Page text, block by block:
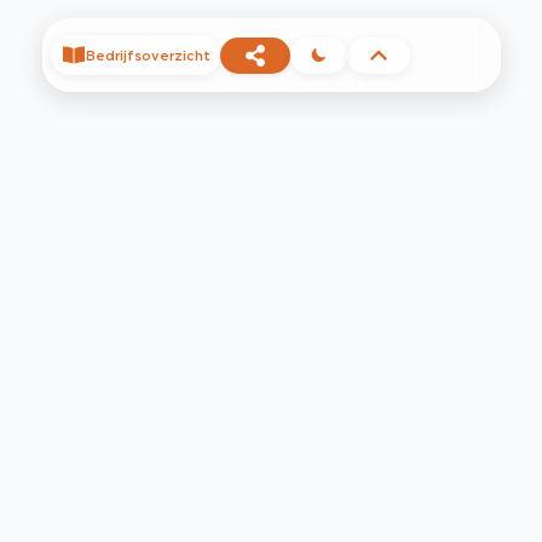
Bedrijfsoverzicht